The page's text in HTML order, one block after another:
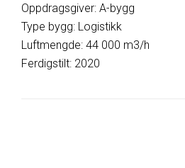
Oppdragsgiver: A-bygg
Type bygg: Logistikk
Luftmengde: 44 000 m3/h
Ferdigstilt: 2020